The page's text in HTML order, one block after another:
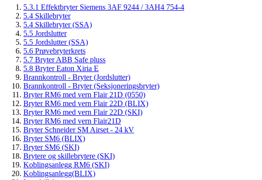
5.3.1 Effektbryter Siemens 3AF 9244 / 3AH4 754-4
5.4 Skillebryter
5.4 Skillebryter (SSA)
5.5 Jordslutter
5.5 Jordslutter (SSA)
5.6 Prøvebryterkrets
5.7 Bryter ABB Safe pluss
5.8 Bryter Eaton Xiria E
Brannkontroll - Bryter (Jordslutter)
Brannkontroll - Bryter (Seksjoneringsbryter)
Bryter RM6 med vern Flair 21D (0550)
Bryter RM6 med vern Flair 22D (BLIX)
Bryter RM6 med vern Flair 22D (SKI)
Bryter RM6 med vern Flair21D
Bryter Schneider SM Airset - 24 kV
Bryter SM6 (BLIX)
Bryter SM6 (SKI)
Brytere og skillebrytere (SKI)
Koblingsanlegg RM6 (SKI)
Koblingsanlegg(BLIX)